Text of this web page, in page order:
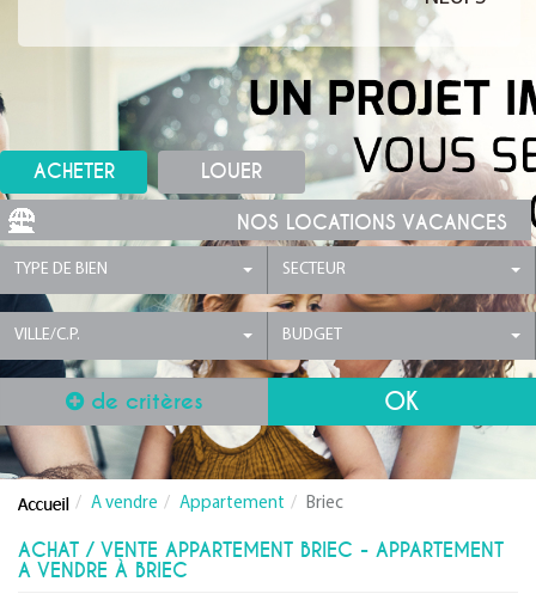
ACHETER LOUER
NOS LOCATIONS VACANCES
TYPE DE BIEN SECTEUR
VILLE/C.P. BUDGET
de critères
A vendre Appartement Briec
ACHAT / VENTE APPARTEMENT BRIEC - APPARTEMENT
A VENDRE À BRIEC